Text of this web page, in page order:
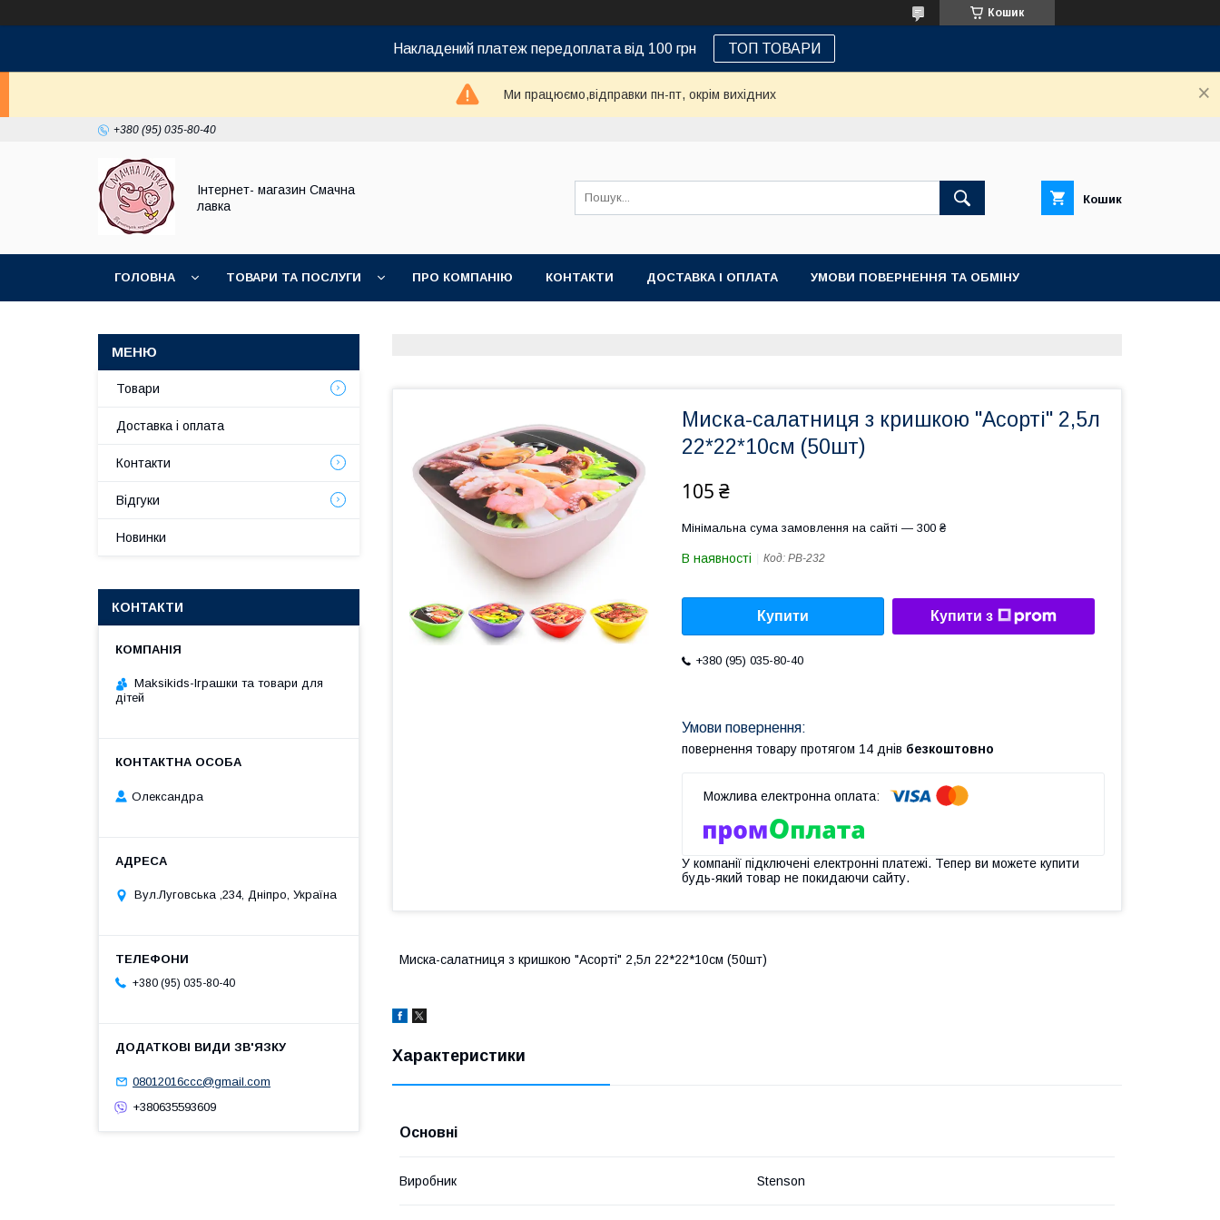
Кошик
Накладений платеж передоплата від 100 грн ТОП ТОВАРИ
Ми працюємо,відправки пн-пт, окрім вихідних
+380 (95) 035-80-40
Інтернет- магазин Смачна
лавка
Кошик
ГОЛОВНА ТОВАРИ ТА ПОСЛУГИ ПРО КОМПАНІЮ КОНТАКТИ ДОСТАВКА І ОПЛАТА УМОВИ ПОВЕРНЕННЯ ТА ОБМІНУ
Миска-салатниця з кришкою "Асорті" 2,5л
22*22*10см (50шт)
105 ₴
Мінімальна сума замовлення на сайті — 300 ₴
В наявності Код: PB-232
Купити Купити з
+380 (95) 035-80-40
повернення товару протягом 14 днів безкоштовно
У компанії підключені електронні платежі. Тепер ви можете купити
будь-який товар не покидаючи сайту.
Миска-салатниця з кришкою "Асорті" 2,5л 22*22*10см (50шт)
Характеристики
Основні
Виробник Stenson
Товари
Доставка і оплата
Контакти
Відгуки
Новинки
КОНТАКТИ
Maksikids-Іграшки та товари для
дітей
Олександра
Вул.Луговська ,234, Дніпро, Україна
+380 (95) 035-80-40
08012016ccc@gmail.com
+380635593609